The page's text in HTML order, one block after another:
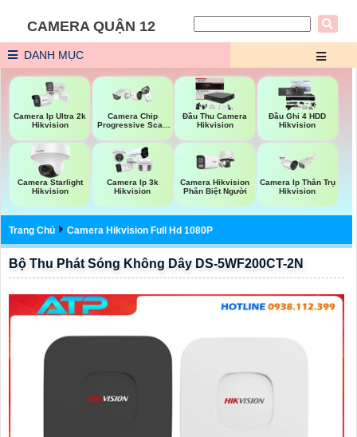
CAMERA QUẬN 12
DANH MỤC
Camera Ip Ultra 2k
Hikvision
Camera Chip
Progressive Scan
Đầu Thu Camera
Hikvision
Đầu Ghi 4 HDD
Hikvision
Camera Starlight
Hikvision
Camera Ip 3k
Hikvision
Camera Hikvision
Phân Biệt Người
Camera Ip Thân Trụ
Hikvision
Trang Chủ Camera Hikvision Full Hd 1080P
Bộ Thu Phát Sóng Không Dây DS-5WF200CT-2N